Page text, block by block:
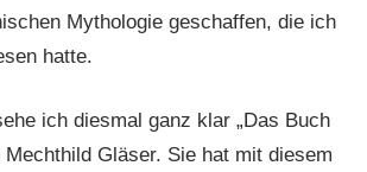
Mythologie geschaffen, die ich
hatte.
ich diesmal ganz klar „Das Buch
Mechthild Gläser. Sie hat mit diesem